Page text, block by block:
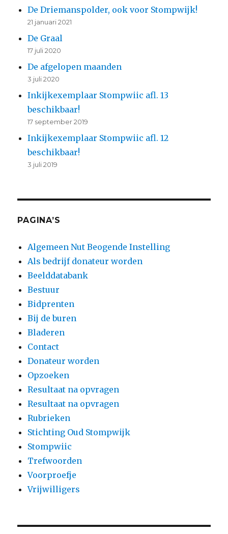
De Driemanspolder, ook voor Stompwijk!
21 januari 2021
De Graal
17 juli 2020
De afgelopen maanden
3 juli 2020
Inkijkexemplaar Stompwiic afl. 13
beschikbaar!
17 september 2019
Inkijkexemplaar Stompwiic afl. 12
beschikbaar!
3 juli 2019
PAGINA’S
Algemeen Nut Beogende Instelling
Als bedrijf donateur worden
Beelddatabank
Bestuur
Bidprenten
Bij de buren
Bladeren
Contact
Donateur worden
Opzoeken
Resultaat na opvragen
Resultaat na opvragen
Rubrieken
Stichting Oud Stompwijk
Stompwiic
Trefwoorden
Voorproefje
Vrijwilligers